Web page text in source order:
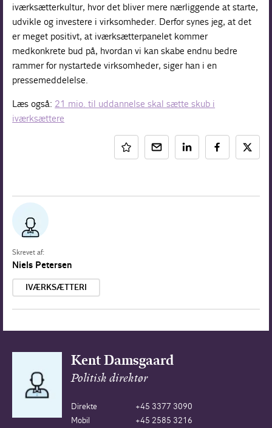
iværksætterkultur, hvor det bliver mere nærliggende at starte,
udvikle og investere i virksomheder. Derfor synes jeg, at det
er meget positivt, at iværksætterpanelet kommer
medkonkrete bud på, hvordan vi kan skabe endnu bedre
rammer for nystartede virksomheder, siger han i en
pressemeddelelse.
Læs også: 21 mio. til uddannelse skal sætte skub i
iværksættere
Skrevet af:
Niels Petersen
IVÆRKSÆTTERI
Kent Damsgaard
Politisk direktør
Direkte
+45 3377 3090
Mobil
+45 2585 3216